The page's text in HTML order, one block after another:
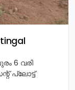
6 വരി
പ്ലോട്ട്